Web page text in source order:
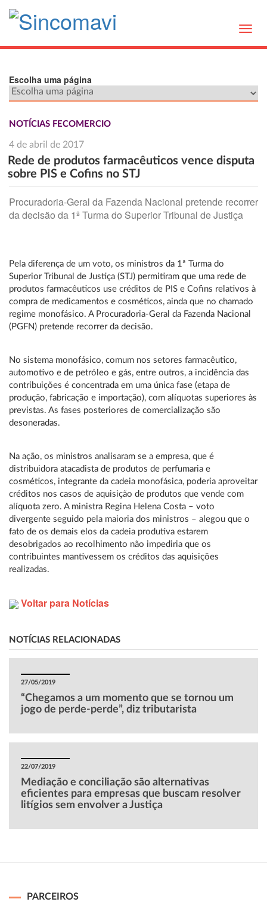
Escolha uma página
NOTÍCIAS FECOMERCIO
4 de abril de 2017
Rede de produtos farmacêuticos vence disputa
sobre PIS e Cofins no STJ
Procuradoria-Geral da Fazenda Nacional pretende recorrer
da decisão da 1ª Turma do Superior Tribunal de Justiça
Pela diferença de um voto, os ministros da 1ª Turma do
Superior Tribunal de Justiça (STJ) permitiram que uma rede de
produtos farmacêuticos use créditos de PIS e Cofins relativos à
compra de medicamentos e cosméticos, ainda que no chamado
regime monofásico. A Procuradoria-Geral da Fazenda Nacional
(PGFN) pretende recorrer da decisão.
No sistema monofásico, comum nos setores farmacêutico,
automotivo e de petróleo e gás, entre outros, a incidência das
contribuições é concentrada em uma única fase (etapa de
produção, fabricação e importação), com alíquotas superiores às
previstas. As fases posteriores de comercialização são
desoneradas.
Na ação, os ministros analisaram se a empresa, que é
distribuidora atacadista de produtos de perfumaria e
cosméticos, integrante da cadeia monofásica, poderia aproveitar
créditos nos casos de aquisição de produtos que vende com
alíquota zero. A ministra Regina Helena Costa – voto
divergente seguido pela maioria dos ministros – alegou que o
fato de os demais elos da cadeia produtiva estarem
desobrigados ao recolhimento não impediria que os
contribuintes mantivessem os créditos das aquisições
realizadas.
Voltar para Notícias
NOTÍCIAS RELACIONADAS
27/05/2019
“Chegamos a um momento que se tornou um
jogo de perde-perde”, diz tributarista
22/07/2019
Mediação e conciliação são alternativas
eficientes para empresas que buscam resolver
litígios sem envolver a Justiça
PARCEIROS